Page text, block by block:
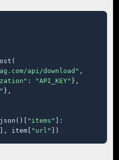
api/download" ,
: "API_KEY" },
},
"items"
]:
], item[ "url" ])